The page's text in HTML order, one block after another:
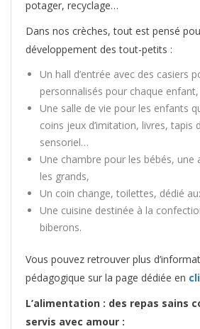
potager, recyclage…
Dans nos crèches, tout est pensé
développement des tout-petits :
Un hall d’entrée avec des casiers
personnalisés pour chaque enfant,
Une salle de vie pour les enfants
coins jeux d’imitation, livres, tapis
sensoriel…
Une chambre pour les bébés,
les grands,
Un coin change, toilettes, dédié
Une cuisine destinée à la
biberons.
Vous pouvez retrouver plus
pédagogique sur la page dédiée en
L’alimentation : des repas sains
servis avec amour :